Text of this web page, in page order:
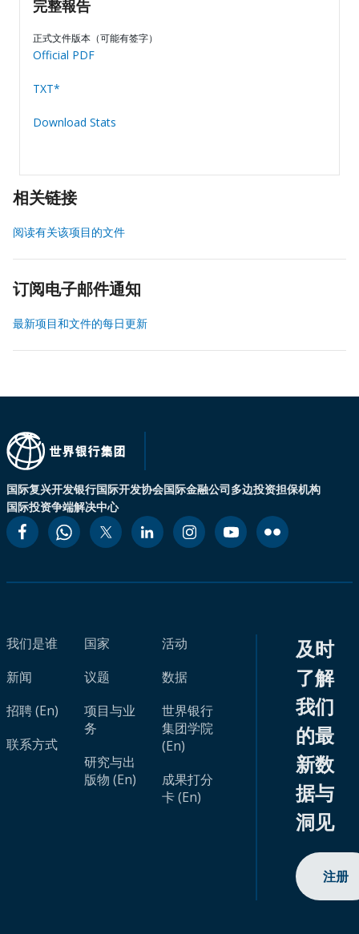
完整報告
正式文件版本（可能有签字）
Official PDF
TXT*
Download Stats
相关链接
阅读有关该项目的文件
订阅电子邮件通知
最新项目和文件的每日更新
国际复兴开发银行国际开发协会国际金融公司多边投资担保机构
国际投资争端解决中心
我们是谁
新闻
招聘 (En)
联系方式
国家
议题
项目与业
务
研究与出
版物 (En)
活动
数据
世界银行
集团学院
(En)
成果打分
卡 (En)
及时
了解
我们
的最
新数
据与
洞见
注册